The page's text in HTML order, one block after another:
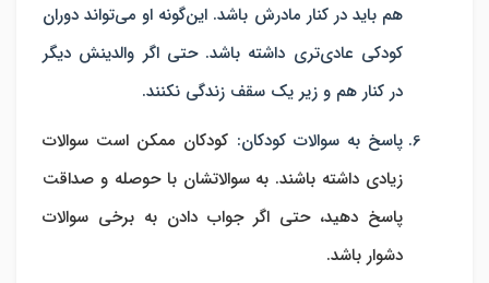
هم باید در کنار مادرش باشد. این‌گونه او می‌تواند دوران
کودکی عادی‌تری داشته باشد. حتی اگر والدینش دیگر
در کنار هم و زیر یک سقف زندگی نکنند.
پاسخ به سوالات کودکان: کودکان ممکن است سوالات
زیادی داشته باشند. به سوالاتشان با حوصله و صداقت
پاسخ دهید، حتی اگر جواب دادن به برخی سوالات
دشوار باشد.